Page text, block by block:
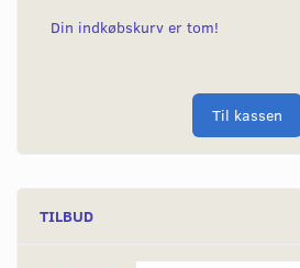
Din indkøbskurv er tom!
Til kassen
TILBUD